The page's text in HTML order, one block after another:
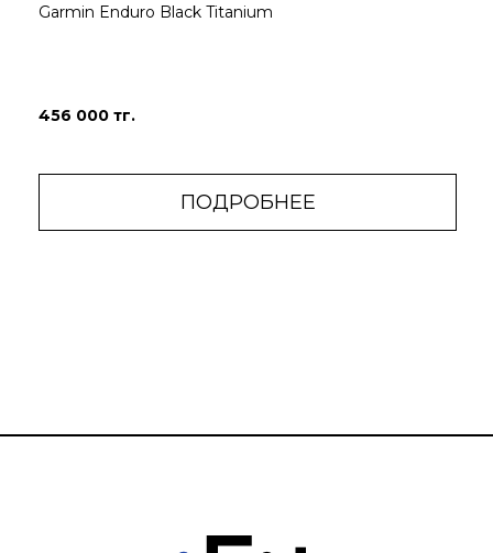
Garmin Enduro Black Titanium
456 000 тг.
ПОДРОБНЕЕ